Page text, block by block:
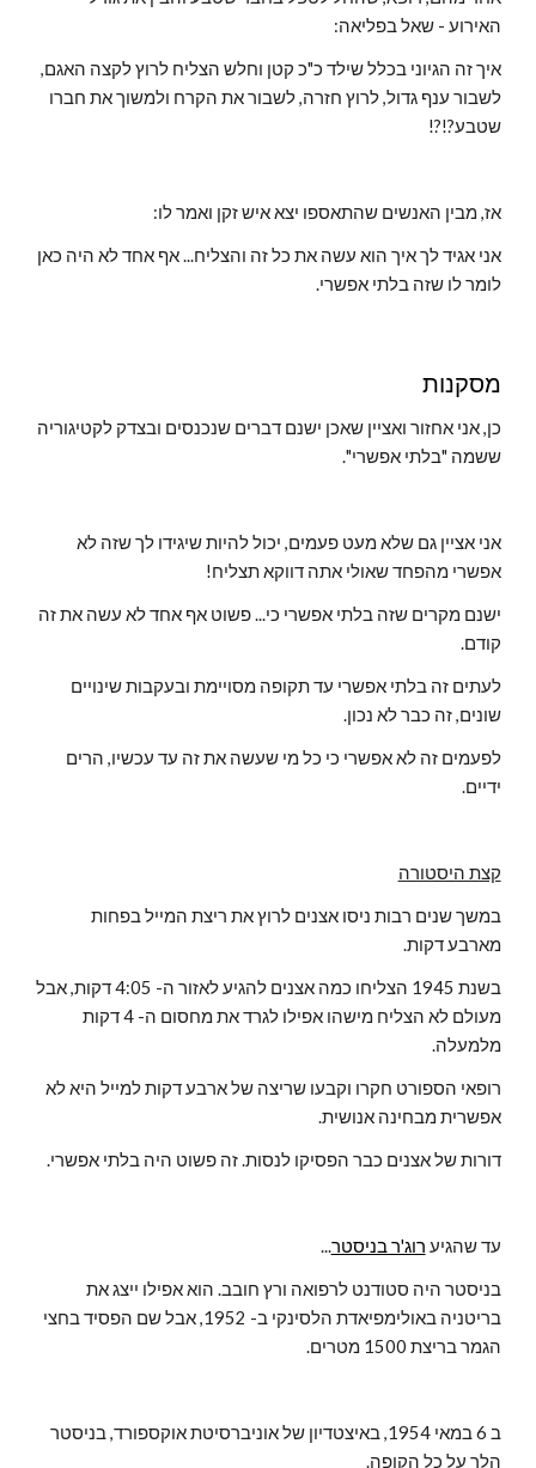
האירוע - שאל בפליאה:
שטבע?!?!
אז, מבין האנשים שהתאספו יצא איש זקן ואמר לו:
לומר לו שזה בלתי אפשרי.
מסקנות
ששמה "בלתי אפשרי".
אפשרי מהפחד שאולי אתה דווקא תצליח!
קודם.
שונים, זה כבר לא נכון.
ידיים.
קצת היסטורה
מארבע דקות.
מלמעלה.
אפשרית מבחינה אנושית.
דורות של אצנים כבר הפסיקו לנסות. זה פשוט היה בלתי אפשרי.
עד שהגיע רוג'ר בניסטר...
הגמר בריצת 1500 מטרים.
הלך על כל הקופה.